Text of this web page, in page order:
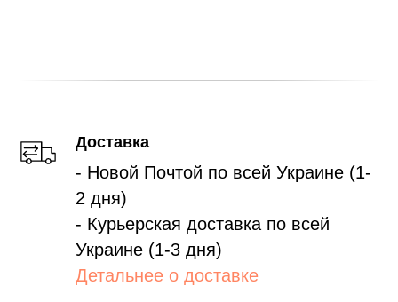
Доставка
- Новой Почтой по всей Украине (1-
2 дня)
- Курьерская доставка по всей
Украине (1-3 дня)
Детальнее о доставке